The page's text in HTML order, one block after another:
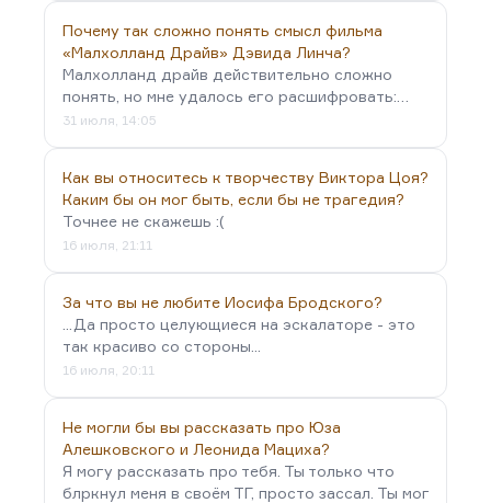
Почему так сложно понять смысл фильма
«Малхолланд Драйв» Дэвида Линча?
Малхолланд драйв действительно сложно
понять, но мне удалось его расшифровать:…
31 июля, 14:05
Как вы относитесь к творчеству Виктора Цоя?
Каким бы он мог быть, если бы не трагедия?
Точнее не скажешь :(
16 июля, 21:11
За что вы не любите Иосифа Бродского?
...Да просто целующиеся на эскалаторе - это
так красиво со стороны...
16 июля, 20:11
Не могли бы вы рассказать про Юза
Алешковского и Леонида Мациха?
Я могу рассказать про тебя. Ты только что
блркнул меня в своём ТГ, просто зассал. Ты мог